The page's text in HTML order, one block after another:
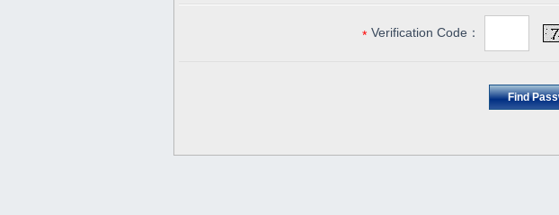
* Verification Code：